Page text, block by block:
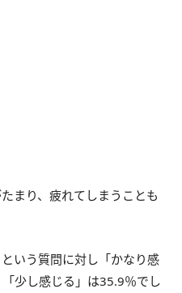
まり、疲れてしまうことも
いう質問に対し「かなり感
少し感じる」は35.9％でし